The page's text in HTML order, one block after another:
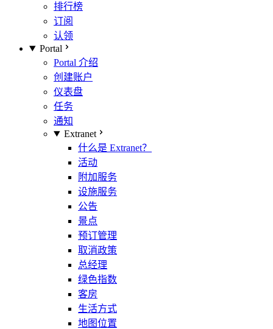
排行榜
订阅
认领
Portal
Portal 介绍
创建账户
仪表盘
任务
通知
Extranet
什么是 Extranet？
活动
附加服务
设施服务
公告
景点
预订管理
取消政策
总经理
绿色指数
客房
生活方式
地图位置